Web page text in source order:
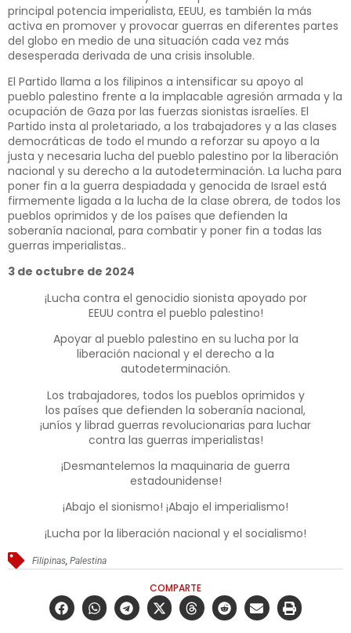
principal potencia imperialista, EEUU, es también la más
activa en promover y provocar guerras en diferentes partes
del globo en medio de una situación cada vez más
desesperada derivada de una crisis insoluble.
El Partido llama a los filipinos a intensificar su apoyo al
pueblo palestino frente a la implacable agresión armada y la
ocupación de Gaza por las fuerzas sionistas israelíes. El
Partido insta al proletariado, a los trabajadores y a las clases
democráticas de todo el mundo a reforzar su apoyo a la
justa y necesaria lucha del pueblo palestino por la liberación
nacional y su derecho a la autodeterminación. La lucha para
poner fin a la guerra despiadada y genocida de Israel está
firmemente ligada a la lucha de la clase obrera, de todos los
pueblos oprimidos y de los países que defienden la
soberanía nacional, para combatir y poner fin a todas las
guerras imperialistas..
3 de octubre de 2024
¡Lucha contra el genocidio sionista apoyado por
EEUU contra el pueblo palestino!
Apoyar al pueblo palestino en su lucha por la
liberación nacional y el derecho a la
autodeterminación.
Los trabajadores, todos los pueblos oprimidos y
los países que defienden la soberanía nacional,
¡uníos y librad guerras revolucionarias para luchar
contra las guerras imperialistas!
¡Desmantelemos la maquinaria de guerra
estadounidense!
¡Abajo el sionismo! ¡Abajo el imperialismo!
¡Lucha por la liberación nacional y el socialismo!
Filipinas ,Palestina
COMPARTE